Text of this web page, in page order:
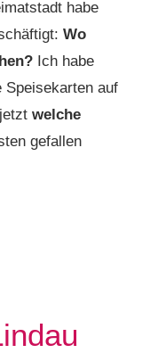
habe
Wo
Ich habe
Speisekarten auf
welche
gefallen